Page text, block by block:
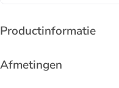
Productinformatie
Afmetingen